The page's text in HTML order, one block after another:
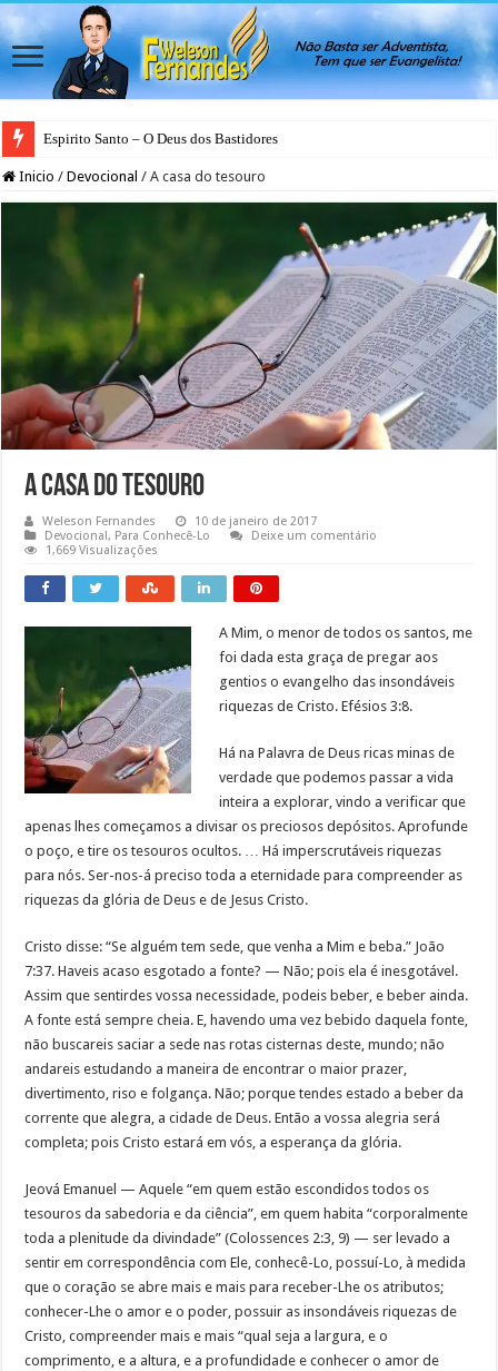
Espirito Santo – O Deus dos Bastidores
Inicio / Devocional / A casa do tesouro
A casa do tesouro
Weleson Fernandes
10 de janeiro de 2017
Devocional, Para Conhecê-Lo
Deixe um comentário
1,669 Visualizações
A Mim, o menor de todos os santos, me
foi dada esta graça de pregar aos
gentios o evangelho das insondáveis
riquezas de Cristo. Efésios 3:8.
Há na Palavra de Deus ricas minas de
verdade que podemos passar a vida
inteira a explorar, vindo a verificar que
apenas lhes começamos a divisar os preciosos depósitos. Aprofunde
o poço, e tire os tesouros ocultos. … Há imperscrutáveis riquezas
para nós. Ser-nos-á preciso toda a eternidade para compreender as
riquezas da glória de Deus e de Jesus Cristo.
Cristo disse: “Se alguém tem sede, que venha a Mim e beba.” João
7:37. Haveis acaso esgotado a fonte? — Não; pois ela é inesgotável.
Assim que sentirdes vossa necessidade, podeis beber, e beber ainda.
A fonte está sempre cheia. E, havendo uma vez bebido daquela fonte,
não buscareis saciar a sede nas rotas cisternas deste, mundo; não
andareis estudando a maneira de encontrar o maior prazer,
divertimento, riso e folgança. Não; porque tendes estado a beber da
corrente que alegra, a cidade de Deus. Então a vossa alegria será
completa; pois Cristo estará em vós, a esperança da glória.
Jeová Emanuel — Aquele “em quem estão escondidos todos os
tesouros da sabedoria e da ciência”, em quem habita “corporalmente
toda a plenitude da divindade” (Colossences 2:3, 9) — ser levado a
sentir em correspondência com Ele, conhecê-Lo, possuí-Lo, à medida
que o coração se abre mais e mais para receber-Lhe os atributos;
conhecer-Lhe o amor e o poder, possuir as insondáveis riquezas de
Cristo, compreender mais e mais “qual seja a largura, e o
comprimento, e a altura, e a profundidade e conhecer o amor de